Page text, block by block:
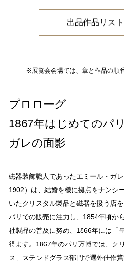
出品作品リスト
※展覧会会場では、章と作品の順
プロローグ
1867年はじめてのパ
ガレの面影
磁器装飾職人であったエミール・ガ
1902）は、結婚を機に拠点をナンシ
いたクリスタル製品と磁器を扱う店
パリでの販売に注力し、1854年頃か
社製品の普及に努め、1866年には「
得ます。1867年のパリ万博では、ク
ス、ステンドグラス部門で選外佳作賞